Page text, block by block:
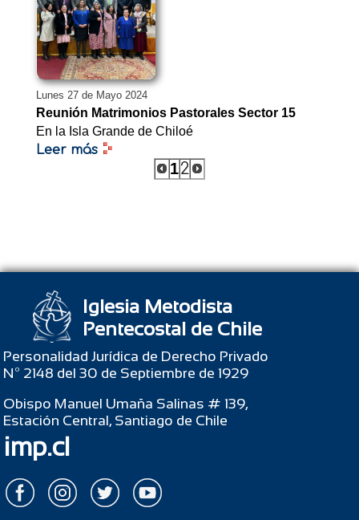
Lunes 27 de Mayo 2024
Reunión Matrimonios Pastorales Sector 15
En la Isla Grande de Chiloé
Leer más
12
Iglesia Metodista
Pentecostal de Chile
Personalidad Jurídica de Derecho Privado
Nº 2148 del 30 de Septiembre de 1929
Obispo Manuel Umaña Salinas # 139,
Estación Central, Santiago de Chile
imp.cl